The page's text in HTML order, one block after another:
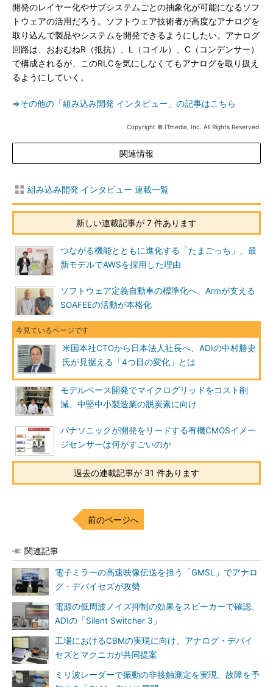
開発のレイヤー化やサブシステムごとの抽象化が可能になるソフ
トウェアの活用だろう。ソフトウェア技術者が高度なアナログを
取り込んで製品やシステムを開発できるようにしたい。アナログ
回路は、おおむねR（抵抗）、L（コイル）、C（コンデンサー）
で構成されるが、このRLCを気にしなくてもアナログを取り扱え
るようにしていく。
⇒その他の「組み込み開発 インタビュー」の記事はこちら
Copyright © ITmedia, Inc. All Rights Reserved.
関連情報
組み込み開発 インタビュー 連載一覧
新しい連載記事が 7 件あります
つながる機能とともに進化する「たまごっち」、最
新モデルでAWSを採用した理由
ソフトウェア定義自動車の標準化へ、Armが支える
SOAFEEの活動が本格化
米国本社CTOから日本法人社長へ、ADIの中村勝史
氏が見据える「4つ目の変化」とは
モデルベース開発でマイクログリッドをコスト削
減、中堅中小製造業の脱炭素に向け
パナソニックが開発をリードする有機CMOSイメー
ジセンサーは何がすごいのか
過去の連載記事が 31 件あります
前のページへ
関連記事
電子ミラーの高速映像伝送を担う「GMSL」でアナロ
グ・デバイセズが攻勢
電源の低周波ノイズ抑制の効果をスピーカーで確認、
ADIの「Silent Switcher 3」
工場におけるCBMの実現に向け、アナログ・デバイ
セズとマクニカが共同提案
ミリ波レーダーで振動の非接触測定を実現、故障を予